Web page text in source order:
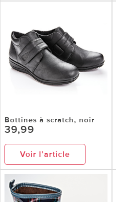
Bottines à scratch, noir
39,99
Voir l’article